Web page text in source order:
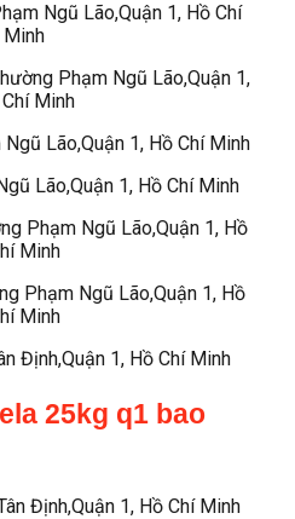
Ngũ Lão,Quận 1, Hồ Chí
Minh
Phạm Ngũ Lão,Quận 1,
Chí Minh
Lão,Quận 1, Hồ Chí Minh
Lão,Quận 1, Hồ Chí Minh
Phạm Ngũ Lão,Quận 1, Hồ
Minh
Phạm Ngũ Lão,Quận 1, Hồ
Minh
Định,Quận 1, Hồ Chí Minh
25kg q1 bao
Định,Quận 1, Hồ Chí Minh